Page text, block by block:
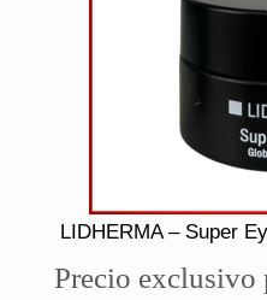
LIDHERMA – Super
Precio exclusivo